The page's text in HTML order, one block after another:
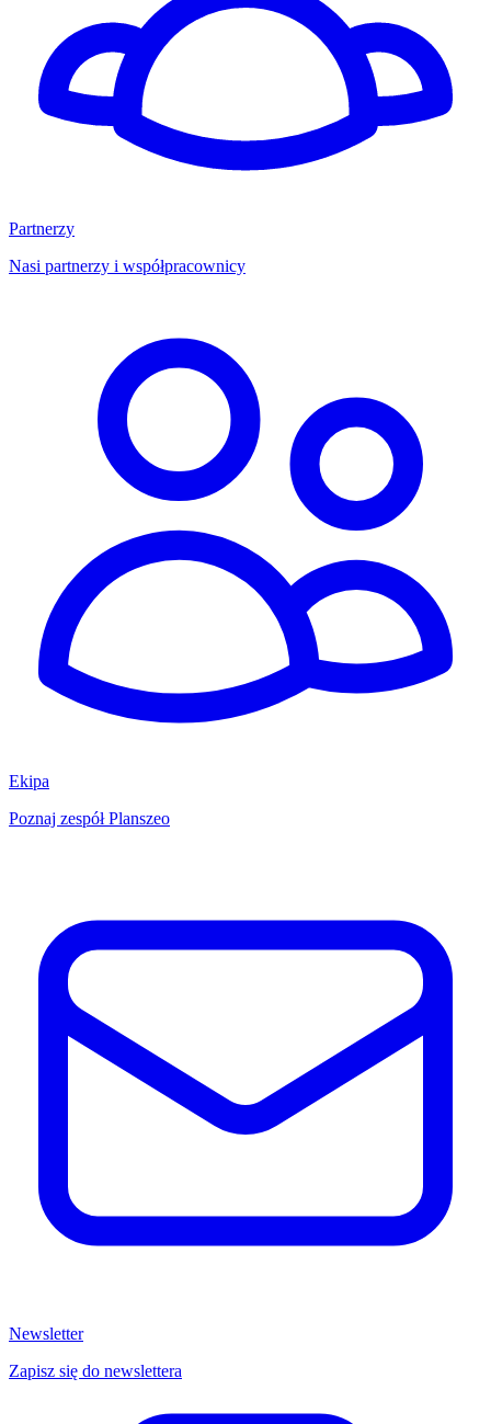
Partnerzy
Nasi partnerzy i współpracownicy
Ekipa
Poznaj zespół Planszeo
Newsletter
Zapisz się do newslettera